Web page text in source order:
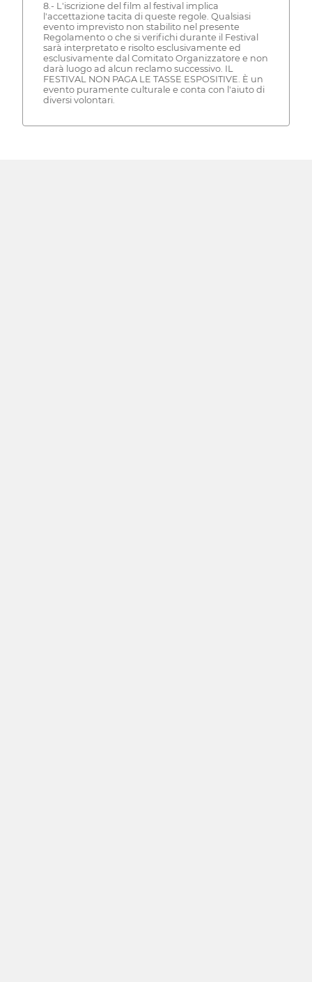
8.- L'iscrizione del film al festival implica
l'accettazione tacita di queste regole. Qualsiasi
evento imprevisto non stabilito nel presente
Regolamento o che si verifichi durante il Festival
sarà interpretato e risolto esclusivamente ed
esclusivamente dal Comitato Organizzatore e non
darà luogo ad alcun reclamo successivo. IL
FESTIVAL NON PAGA LE TASSE ESPOSITIVE. È un
evento puramente culturale e conta con l'aiuto di
diversi volontari.